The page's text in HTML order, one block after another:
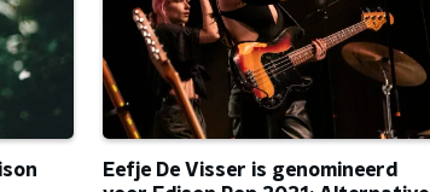
Eefje De Visser is genomineerd